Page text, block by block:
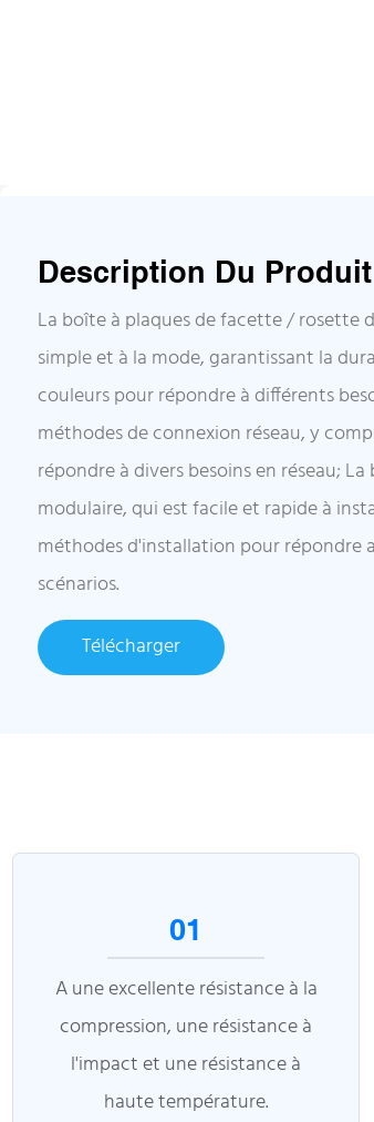
Description Du Produit
La boîte à plaques de facette / rosette
simple et à la mode, garantissant la
couleurs pour répondre à différents
méthodes de connexion réseau, y
répondre à divers besoins en réseau;
modulaire, qui est facile et rapide à
méthodes d'installation pour répondre
scénarios.
Télécharger
01
A une excellente résistance à la
compression, une résistance à
l'impact et une résistance à
haute température.